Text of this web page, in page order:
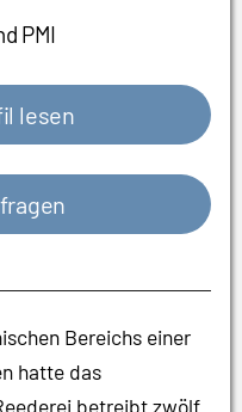
PMI
lesen
Bereichs einer
hatte das
betreibt zwölf